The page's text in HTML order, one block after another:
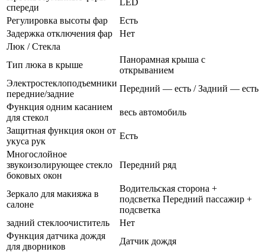
спереди
Регулировка высоты фар
Есть
Задержка отключения фар
Нет
Люк / Стекла
Тип люка в крыше
Панорамная крыша с
открыванием
Электростеклоподъемники
передние/задние
Передний — есть / Задний — есть
Функция одним касанием
для стекол
весь автомобиль
Защитная функция окон от
укуса рук
Есть
Многослойное
звукоизолирующее стекло
боковых окон
Передний ряд
Зеркало для макияжа в
салоне
Водительская сторона +
подсветка Передний пассажир +
подсветка
задний стеклоочиститель
Нет
Функция датчика дождя
для дворников
Датчик дождя